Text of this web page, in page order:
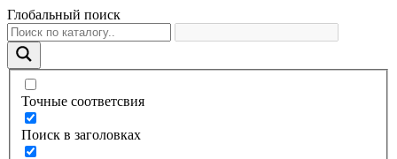
Глобальный поиск
Точные соответсвия
Поиск в заголовках